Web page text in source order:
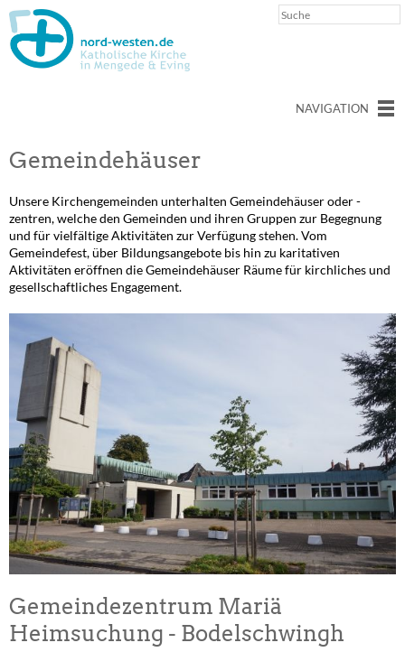
NAVIGATION
Gemeindehäuser
Unsere Kirchengemeinden unterhalten Gemeindehäuser oder -
zentren, welche den Gemeinden und ihren Gruppen zur Begegnung
und für vielfältige Aktivitäten zur Verfügung stehen. Vom
Gemeindefest, über Bildungsangebote bis hin zu karitativen
Aktivitäten eröffnen die Gemeindehäuser Räume für kirchliches und
gesellschaftliches Engagement.
Gemeindezentrum Mariä
Heimsuchung - Bodelschwingh